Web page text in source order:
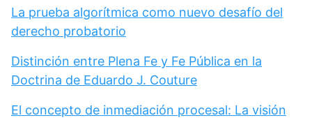
La prueba algorítmica como nuevo desafío del
derecho probatorio
Distinción entre Plena Fe y Fe Pública en la
Doctrina de Eduardo J. Couture
El concepto de inmediación procesal: La visión